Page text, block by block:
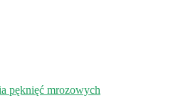
pęknięć mrozowych